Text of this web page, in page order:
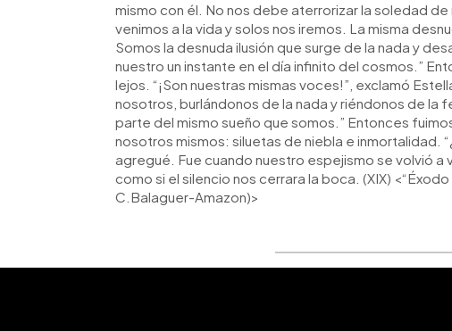
mismo con él. No nos debe aterrorizar la soledad de
venimos a la vida y solos nos iremos. La misma
Somos la desnuda ilusión que surge de la nada y
nuestro un instante en el día infinito del cosmos.”
lejos. “¡Son nuestras mismas voces!”, exclamó
nosotros, burlándonos de la nada y riéndonos de la
parte del mismo sueño que somos.” Entonces
nosotros mismos: siluetas de niebla e inmortalidad.
agregué. Fue cuando nuestro espejismo se volvió a
como si el silencio nos cerrara la boca. (XIX)
C.Balaguer-Amazon)>